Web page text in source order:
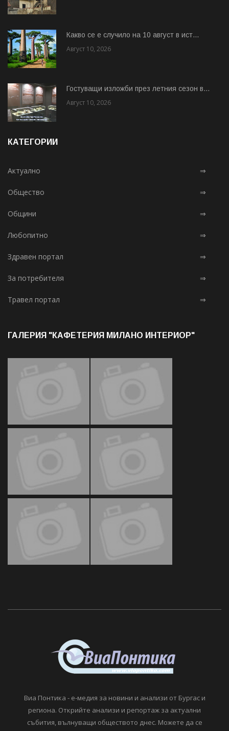
Какво се е случило на 10 август в ист...
Август 10, 2026
Гостуващи изложби през летния сезон в...
Август 10, 2026
КАТЕГОРИИ
Актуално ⇒
Общество ⇒
Общини ⇒
Любопитно ⇒
Здравен портал ⇒
За потребителя ⇒
Травел портал ⇒
ГАЛЕРИЯ "КАФЕТЕРИЯ МИЛАНО ИНТЕРИОР"
Виа Понтика - е-медия за новини и анализи от Бургас и
региона. Открийте анализи и репортаж за актуални
събития, вълнуващи обществото днес. Можете да се